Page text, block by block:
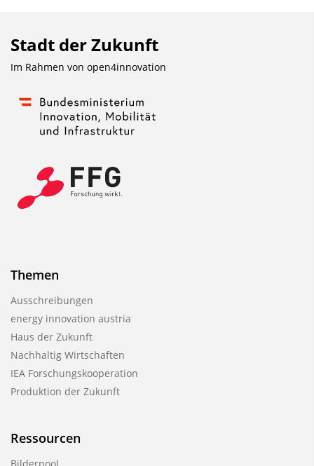
Stadt der Zukunft
Im Rahmen von open4innovation
Themen
Ausschreibungen
energy innovation austria
Haus der Zukunft
Nachhaltig Wirtschaften
IEA Forschungs­kooperation
Produktion der Zukunft
Ressourcen